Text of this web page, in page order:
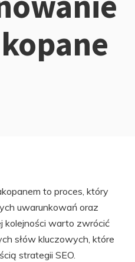
to proces, który
uwarunkowań oraz
kolejności warto zwrócić
słów kluczowych, które
strategii SEO.